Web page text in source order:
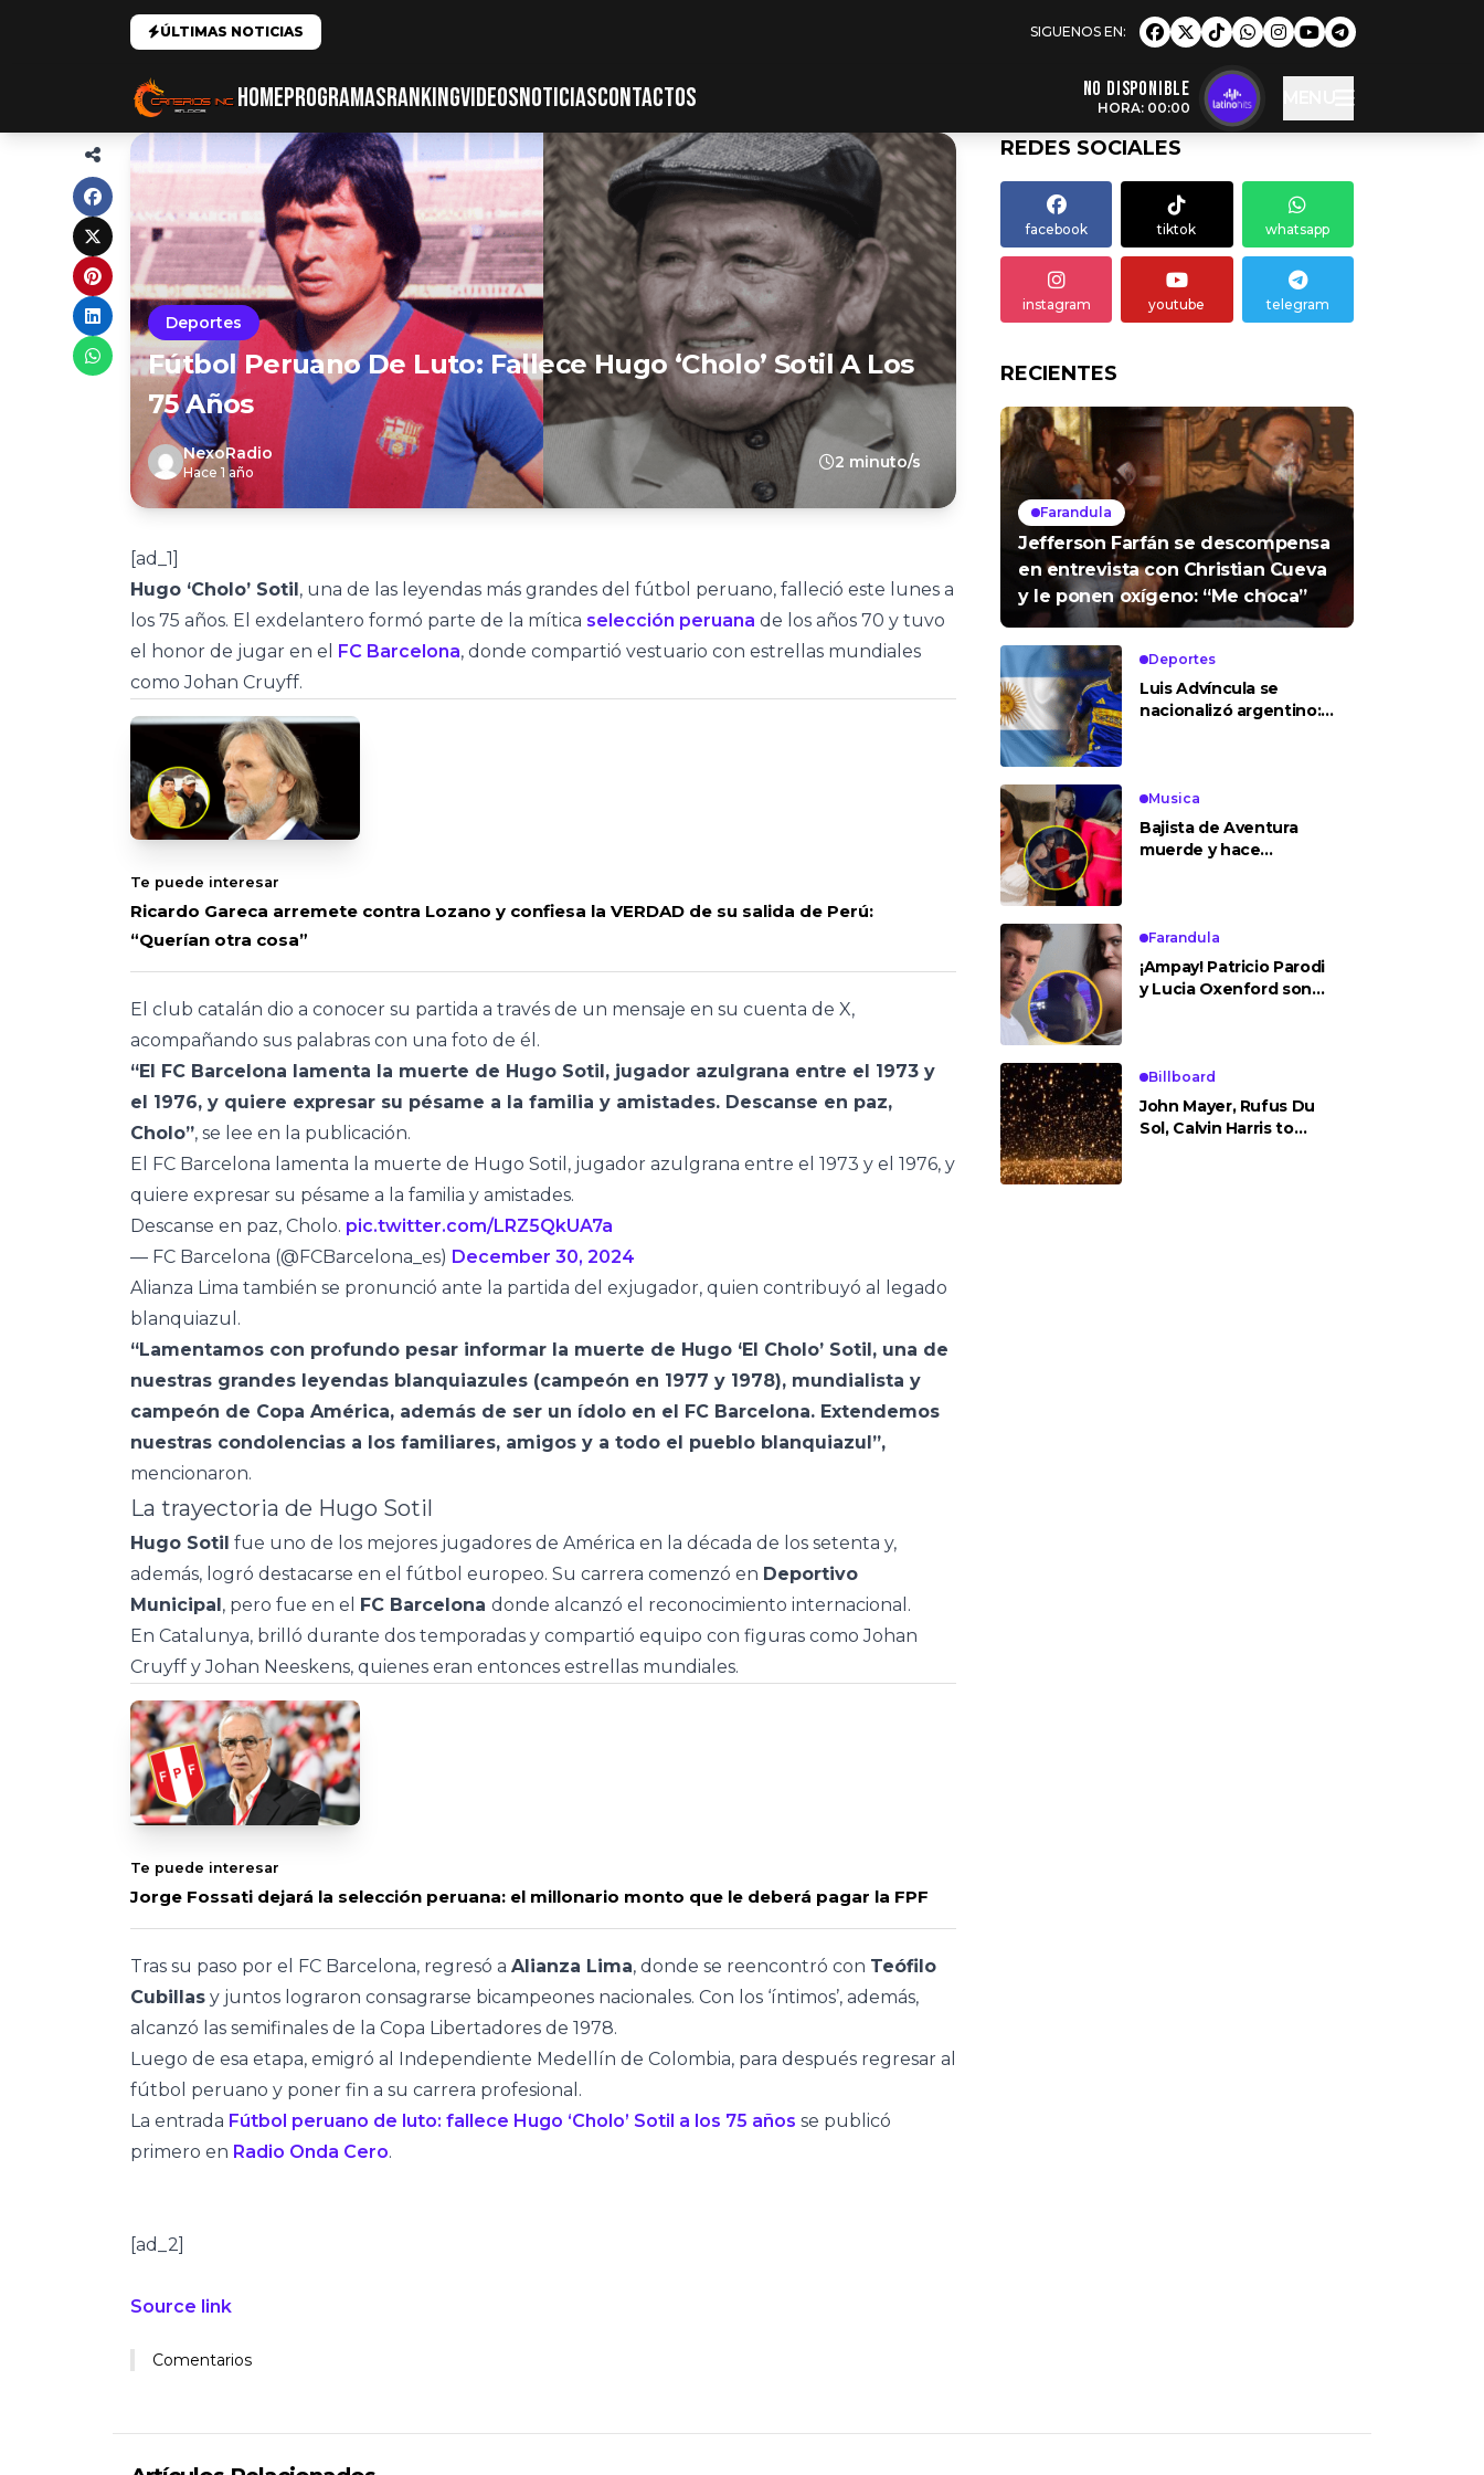
ÚLTIMAS NOTICIAS
HOMEPROGRAMASRANKINGVIDEOSNOTICIASCONTACTOS NO DISPONIBLE
HORA: 00:00
Deportes
Fútbol Peruano De Luto: Fallece Hugo ‘Cholo’ Sotil A Los
75 Años
NexoRadio
Hace 1 año
2 minuto/s
[ad_1]
Hugo ‘Cholo’ Sotil, una de las leyendas más grandes del fútbol peruano, falleció este lunes a
los 75 años. El exdelantero formó parte de la mítica selección peruana de los años 70 y tuvo
el honor de jugar en el FC Barcelona, donde compartió vestuario con estrellas mundiales
como Johan Cruyff.
Te puede interesar
Ricardo Gareca arremete contra Lozano y confiesa la VERDAD de su salida de Perú:
“Querían otra cosa”
El club catalán dio a conocer su partida a través de un mensaje en su cuenta de X,
acompañando sus palabras con una foto de él.
“El FC Barcelona lamenta la muerte de Hugo Sotil, jugador azulgrana entre el 1973 y
el 1976, y quiere expresar su pésame a la familia y amistades. Descanse en paz,
Cholo”, se lee en la publicación.
El FC Barcelona lamenta la muerte de Hugo Sotil, jugador azulgrana entre el 1973 y el 1976, y
quiere expresar su pésame a la familia y amistades.
Descanse en paz, Cholo. pic.twitter.com/LRZ5QkUA7a
— FC Barcelona (@FCBarcelona_es) December 30, 2024
Alianza Lima también se pronunció ante la partida del exjugador, quien contribuyó al legado
blanquiazul.
“Lamentamos con profundo pesar informar la muerte de Hugo ‘El Cholo’ Sotil, una de
nuestras grandes leyendas blanquiazules (campeón en 1977 y 1978), mundialista y
campeón de Copa América, además de ser un ídolo en el FC Barcelona. Extendemos
nuestras condolencias a los familiares, amigos y a todo el pueblo blanquiazul”,
mencionaron.
La trayectoria de Hugo Sotil
Hugo Sotil fue uno de los mejores jugadores de América en la década de los setenta y,
además, logró destacarse en el fútbol europeo. Su carrera comenzó en Deportivo
Municipal , pero fue en el FC Barcelona donde alcanzó el reconocimiento internacional.
En Catalunya, brilló durante dos temporadas y compartió equipo con figuras como Johan
Cruyff y Johan Neeskens, quienes eran entonces estrellas mundiales.
Te puede interesar
Jorge Fossati dejará la selección peruana: el millonario monto que le deberá pagar la FPF
Tras su paso por el FC Barcelona, regresó a Alianza Lima, donde se reencontró con Teófilo
Cubillas y juntos lograron consagrarse bicampeones nacionales. Con los ‘íntimos’, además,
alcanzó las semifinales de la Copa Libertadores de 1978.
Luego de esa etapa, emigró al Independiente Medellín de Colombia, para después regresar al
fútbol peruano y poner fin a su carrera profesional.
La entrada Fútbol peruano de luto: fallece Hugo ‘Cholo’ Sotil a los 75 años se publicó
primero en Radio Onda Cero.
[ad_2]
Source link
Comentarios
REDES SOCIALES
facebook tiktok whatsapp
instagram youtube telegram
RECIENTES
Farandula
Jefferson Farfán se descompensa
en entrevista con Christian Cueva
y le ponen oxígeno: “Me choca”
Deportes
Luis Advíncula se
nacionalizó argentino:
Musica
Bajista de Aventura
muerde y hace
Farandula
¡Ampay! Patricio Parodi
y Lucia Oxenford son
Billboard
John Mayer, Rufus Du
Sol, Calvin Harris to